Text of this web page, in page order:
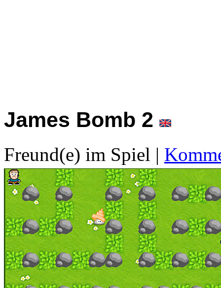
James Bomb 2
Freund(e) im Spiel |